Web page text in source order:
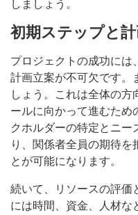
しましょう。
初期ステップと
プロジェクトの成功には
計画立案が不可欠です。
しょう。これは全体の
ールに向かって進むため
クホルダーの特定とニー
り、関係者全員の期待を
とが可能になります。
続いて、リソースの評価
には時間、資金、人材な